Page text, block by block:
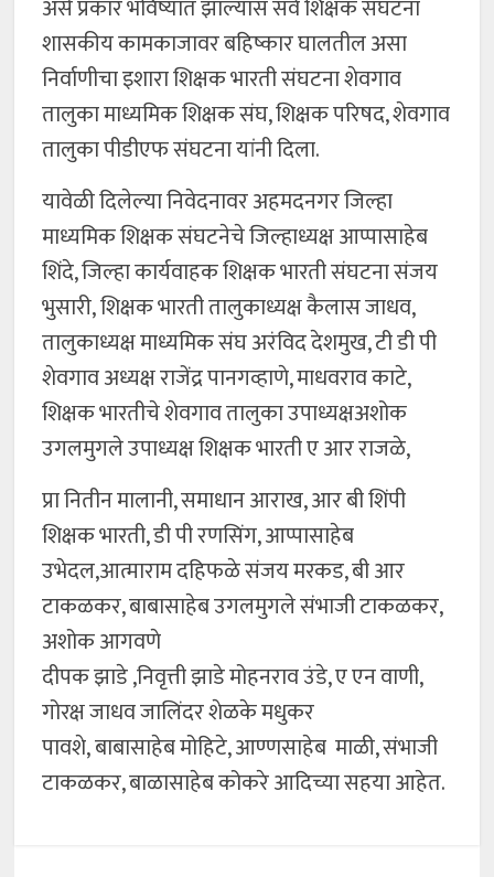
असे प्रकार भविष्यात झाल्यास सर्व शिक्षक संघटना
शासकीय कामकाजावर बहिष्कार घालतील असा
निर्वाणीचा इशारा शिक्षक भारती संघटना शेवगाव
तालुका माध्यमिक शिक्षक संघ, शिक्षक परिषद, शेवगाव
तालुका पीडीएफ संघटना यांनी दिला.
यावेळी दिलेल्या निवेदनावर अहमदनगर जिल्हा
माध्यमिक शिक्षक संघटनेचे जिल्हाध्यक्ष आप्पासाहेब
शिंदे, जिल्हा कार्यवाहक शिक्षक भारती संघटना संजय
भुसारी, शिक्षक भारती तालुकाध्यक्ष कैलास जाधव,
तालुकाध्यक्ष माध्यमिक संघ अरंविद देशमुख, टी डी पी
शेवगाव अध्यक्ष राजेंद्र पानगव्हाणे, माधवराव काटे,
शिक्षक भारतीचे शेवगाव तालुका उपाध्यक्षअशोक
उगलमुगले उपाध्यक्ष शिक्षक भारती ए आर राजळे,
प्रा नितीन मालानी, समाधान आराख, आर बी शिंपी
शिक्षक भारती, डी पी रणसिंग, आप्पासाहेब
उभेदल,आत्माराम दहिफळे संजय मरकड, बी आर
टाकळकर, बाबासाहेब उगलमुगले संभाजी टाकळकर,
अशोक आगवणे
दीपक झाडे ,निवृत्ती झाडे मोहनराव उंडे, ए एन वाणी,
गोरक्ष जाधव जालिंदर शेळके मधुकर
पावशे, बाबासाहेब मोहिटे, आण्णसाहेब माळी, संभाजी
टाकळकर, बाळासाहेब कोकरे आदिच्या सहया आहेत.